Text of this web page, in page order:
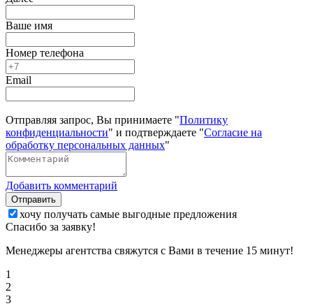
Ваше имя
Номер телефона
Email
Отправляя запрос, Вы принимаете "Политику
конфиденциальности" и подтверждаете "Согласие на
обработку персональных данных"
Добавить комментарий
Отправить
хочу получать самые выгодные предложения
Спасибо за заявку!
Менеджеры агентства свяжутся с Вами в течение 15 минут!
1
2
3